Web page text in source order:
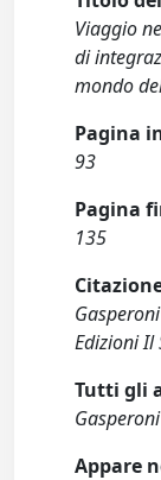
Viaggio
di
mondo
Pagina
93
Pagina
135
Edizioni Il
Tutti gli
Appare